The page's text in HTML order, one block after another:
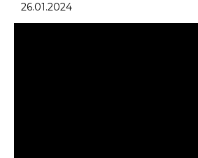
26.01.2024